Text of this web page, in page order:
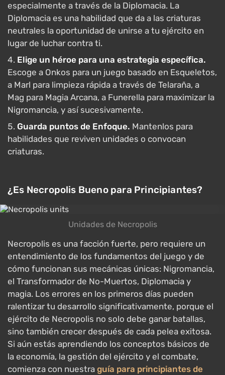
especialmente a través de la Diplomacia. La
Diplomacia es una habilidad que da a las criaturas
neutrales la oportunidad de unirse a tu ejército en
lugar de luchar contra ti.
Elige un héroe para una estrategia específica.
Escoge a Onkos para un juego basado en Esqueletos,
a Marl para limpieza rápida a través de Telaraña, a
Mag para Magia Arcana, a Funerella para maximizar la
Nigromancia, y así sucesivamente.
Guarda puntos de Enfoque. Mantenlos para
habilidades que reviven unidades o convocan
criaturas.
¿Es Necropolis Bueno para Principiantes?
Unidades de Necropolis
Necropolis es una facción fuerte, pero requiere un
entendimiento de los fundamentos del juego y de
cómo funcionan sus mecánicas únicas: Nigromancia,
el Transformador de No-Muertos, Diplomacia y
magia. Los errores en los primeros días pueden
ralentizar tu desarrollo significativamente, porque el
ejército de Necropolis no solo debe ganar batallas,
sino también crecer después de cada pelea exitosa.
Si aún estás aprendiendo los conceptos básicos de
la economía, la gestión del ejército y el combate,
comienza con nuestra guía para principiantes de